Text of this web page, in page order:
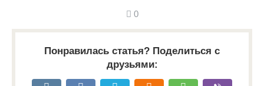
0
Понравилась статья? Поделиться с
друзьями: